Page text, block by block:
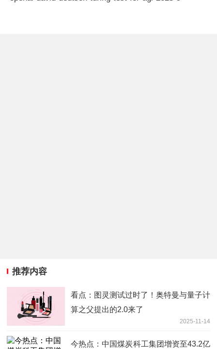
推荐内容
看点：图灵测试过时了！奥特曼与量子计
算之父提出的2.0来了
2025-11-14
今热点：中国煤炭科工集团增资至43.2亿